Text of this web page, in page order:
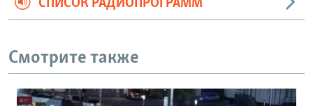
СПИСОК РАДИОПРОГРАММ
Смотрите также